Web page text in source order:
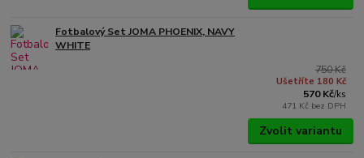
Fotbalový Set JOMA PHOENIX, NAVY
WHITE
750 Kč
Ušetříte 180 Kč
570 Kč/ks
471 Kč bez DPH
Zvolit variantu